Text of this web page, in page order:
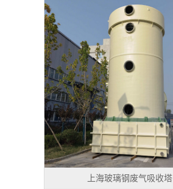
上海玻璃钢废气吸收塔